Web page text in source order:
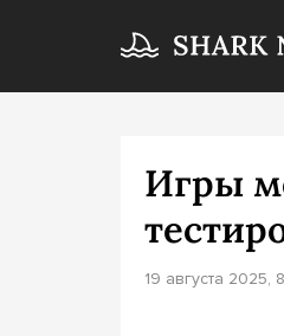
Игры
19 августа 2025,